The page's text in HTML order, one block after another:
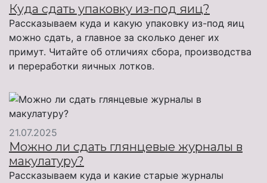
Куда сдать упаковку из-под яиц?
Рассказываем куда и какую упаковку из-под яиц
можно сдать, а главное за сколько денег их
примут. Читайте об отличиях сбора, производства
и переработки яичных лотков.
21.07.2025
Можно ли сдать глянцевые журналы в
макулатуру?
Рассказываем куда и какие старые журналы